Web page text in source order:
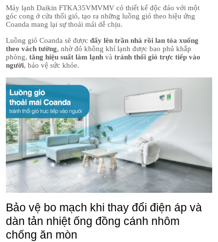
Máy lạnh Daikin FTKA35VMVMV có thiết kế độc đáo với một
góc cong ở cửa thổi gió, tạo ra những luồng gió theo hiệu ứng
Coanda mang lại sự thoải mái dễ chịu.
Luồng gió Coanda sẽ được đẩy lên trần nhà rồi lan tỏa xuống
theo vách tường, nhờ đó không khí lạnh được bao phủ khắp
phòng, tăng hiệu suất làm lạnh và tránh thổi gió trực tiếp vào
người, bảo vệ sức khỏe.
Bảo vệ bo mạch khi thay đổi điện áp và
dàn tản nhiệt ống đồng cánh nhôm
chống ăn mòn